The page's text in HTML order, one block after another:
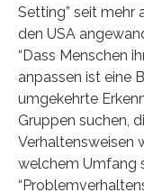
Setting” seit mehr
den USA
“Dass Menschen
anpassen ist eine
umgekehrte
Gruppen suchen,
Verhaltensweisen
welchem Umfang